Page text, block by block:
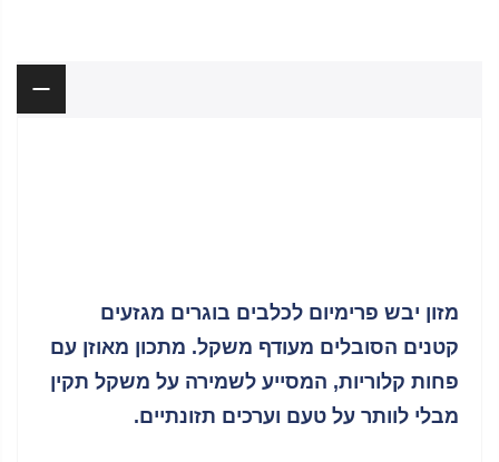
מזון יבש פרימיום לכלבים בוגרים מגזעים
קטנים הסובלים מעודף משקל. מתכון מאוזן עם
פחות קלוריות, המסייע לשמירה על משקל תקין
מבלי לוותר על טעם וערכים תזונתיים.